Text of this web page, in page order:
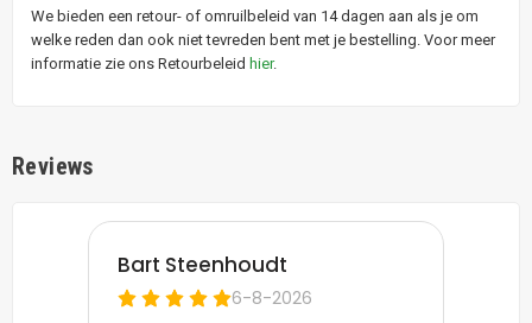
We bieden een retour- of omruilbeleid van 14 dagen aan als je om
welke reden dan ook niet tevreden bent met je bestelling. Voor meer
informatie zie ons Retourbeleid hier.
Reviews